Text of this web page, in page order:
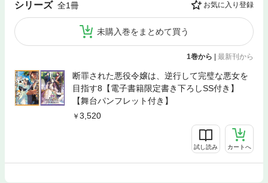
シリーズ 全1冊 お気に入り登録
未購入巻をまとめて買う
1巻から 最新刊から
断罪された悪役令嬢は、逆行して完璧な悪女を
目指す8【電子書籍限定書き下ろしSS付き】
【舞台パンフレット付き】
3,520
試し読み カートへ